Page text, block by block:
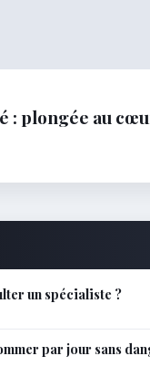
: plongée au
un spécialiste ?
par jour sans